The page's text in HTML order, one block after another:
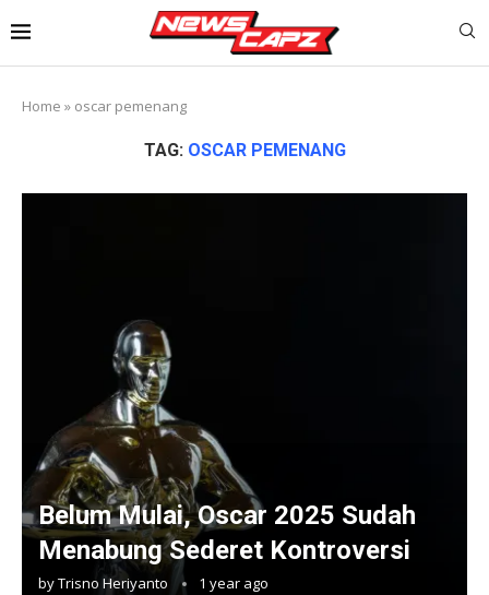
Home » oscar pemenang
TAG: OSCAR PEMENANG
Belum Mulai, Oscar 2025 Sudah
Menabung Sederet Kontroversi
byTrisno Heriyanto 1 year ago